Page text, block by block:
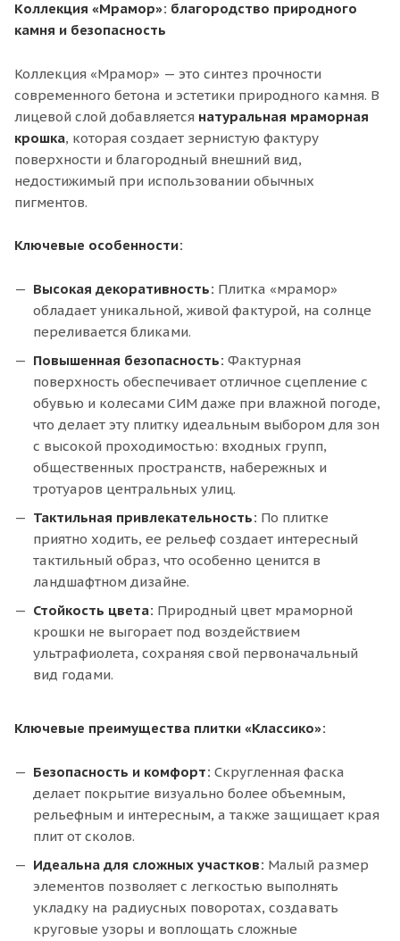
Коллекция «Мрамор»: благородство природного
камня и безопасность
Коллекция «Мрамор» — это синтез прочности
современного бетона и эстетики природного камня. В
лицевой слой добавляется натуральная мраморная
крошка, которая создает зернистую фактуру
поверхности и благородный внешний вид,
недостижимый при использовании обычных
пигментов.
Ключевые особенности:
Высокая декоративность: Плитка «мрамор»
обладает уникальной, живой фактурой, на солнце
переливается бликами.
Повышенная безопасность: Фактурная
поверхность обеспечивает отличное сцепление с
обувью и колесами СИМ даже при влажной погоде,
что делает эту плитку идеальным выбором для зон
с высокой проходимостью: входных групп,
общественных пространств, набережных и
тротуаров центральных улиц.
Тактильная привлекательность: По плитке
приятно ходить, ее рельеф создает интересный
тактильный образ, что особенно ценится в
ландшафтном дизайне.
Стойкость цвета: Природный цвет мраморной
крошки не выгорает под воздействием
ультрафиолета, сохраняя свой первоначальный
вид годами.
Ключевые преимущества плитки «Классико»:
Безопасность и комфорт: Скругленная фаска
делает покрытие визуально более объемным,
рельефным и интересным, а также защищает края
плит от сколов.
Идеальна для сложных участков: Малый размер
элементов позволяет с легкостью выполнять
укладку на радиусных поворотах, создавать
круговые узоры и воплощать сложные